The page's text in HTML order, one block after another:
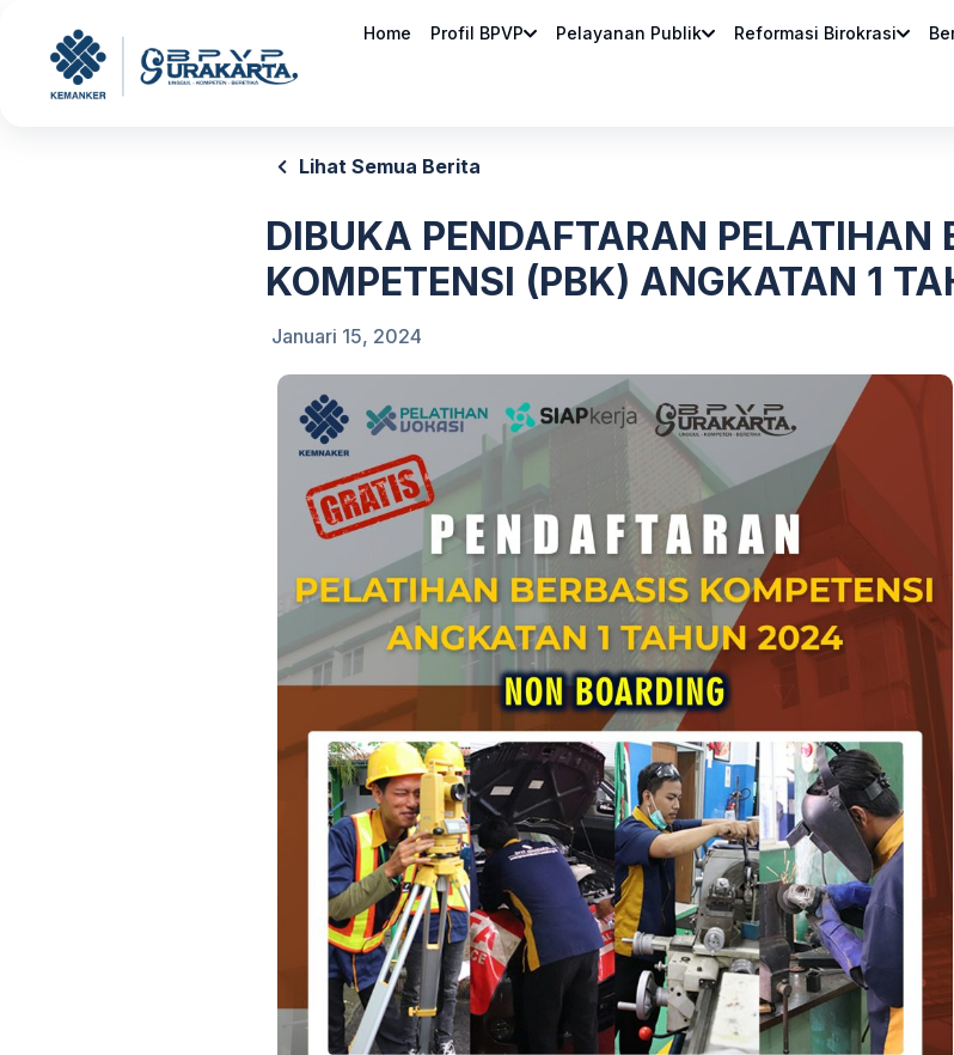
Home Profil BPVP Pelayanan Publik Reformasi Birokrasi
Lihat Semua Berita
DIBUKA PENDAFTARAN PELATIHAN
KOMPETENSI (PBK) ANGKATAN 1
Januari 15, 2024